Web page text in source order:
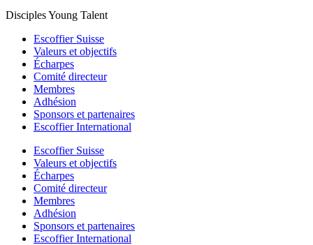
Disciples Young Talent
Escoffier Suisse
Valeurs et objectifs
Écharpes
Comité directeur
Membres
Adhésion
Sponsors et partenaires
Escoffier International
Escoffier Suisse
Valeurs et objectifs
Écharpes
Comité directeur
Membres
Adhésion
Sponsors et partenaires
Escoffier International